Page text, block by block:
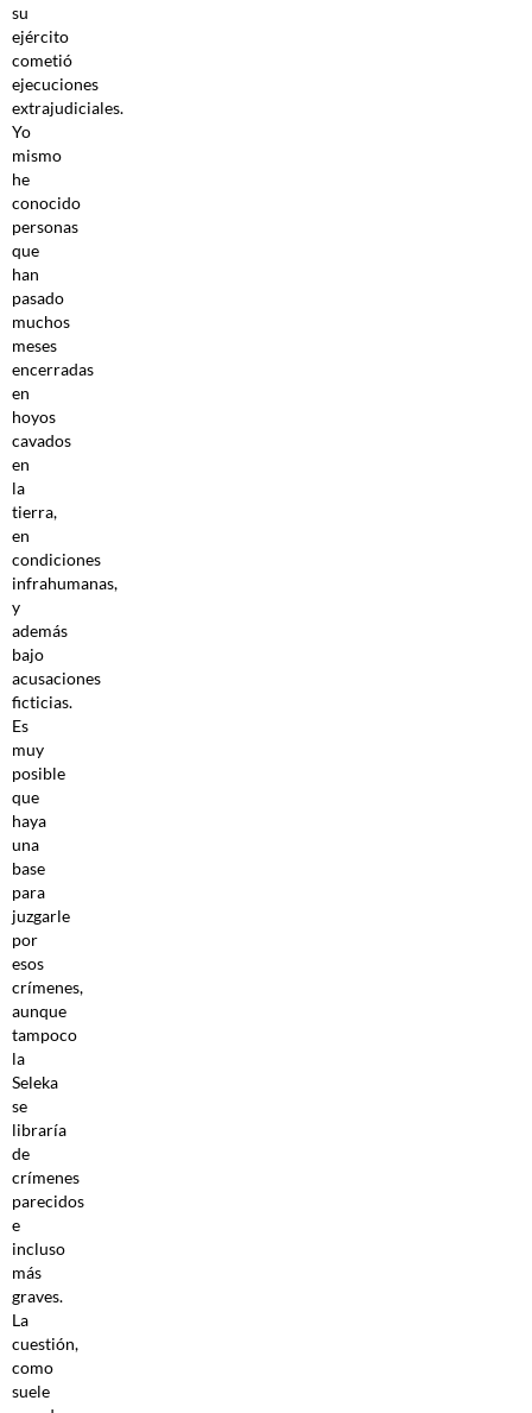
su
ejército
cometió
ejecuciones
extrajudiciales.
Yo
mismo
he
conocido
personas
que
han
pasado
muchos
meses
encerradas
en
hoyos
cavados
en
la
tierra,
en
condiciones
infrahumanas,
y
además
bajo
acusaciones
ficticias.
Es
muy
posible
que
haya
una
base
para
juzgarle
por
esos
crímenes,
aunque
tampoco
la
Seleka
se
libraría
de
crímenes
parecidos
e
incluso
más
graves.
La
cuestión,
como
suele